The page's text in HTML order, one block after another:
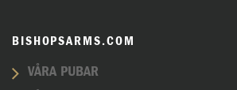
BISHOPSARMS.COM
VÅRA PUBAR